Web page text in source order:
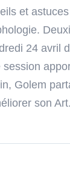
et
24 avril
session
Golem
son